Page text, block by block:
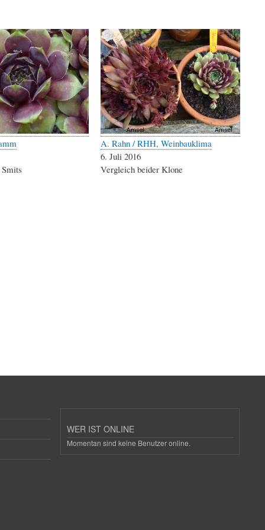
A. Rahn / RHH, Weinbauklima
6. Juli 2016
Vergleich beider Klone
WER IST ONLINE
Momentan sind keine Benutzer online.